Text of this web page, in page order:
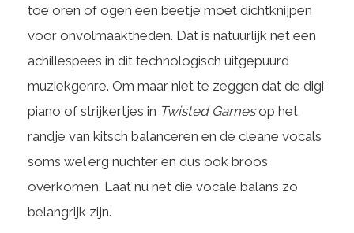
toe oren of ogen een beetje moet dichtknijpen
voor onvolmaaktheden. Dat is natuurlijk net een
achillespees in dit technologisch uitgepuurd
muziekgenre. Om maar niet te zeggen dat de digi
piano of strijkertjes in Twisted Gamesop het
randje van kitsch balanceren en de cleane vocals
soms wel erg nuchter en dus ook broos
overkomen. Laat nu net die vocale balans zo
belangrijk zijn.